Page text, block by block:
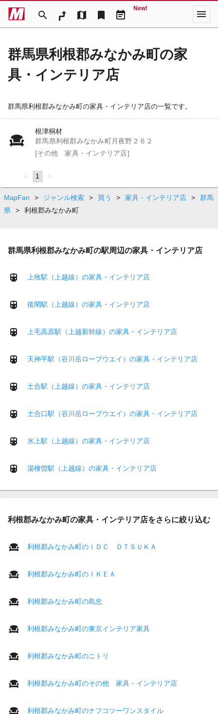
search map bookmark event_note
New! menu
群馬県利根郡みなかみ町の家
具・インテリア店
群馬県利根郡みなかみ町の家具・インテリア店の一覧です。
根津桐材
群馬県利根郡みなかみ町月夜野２６２
[その他 家具・インテリア店]
page
You're
on
page
1 page
MapFan > ジャンル検索 > 買う > 家具・インテリア店 >
群馬
県
> 利根郡みなかみ町
群馬県利根郡みなかみ町の駅周辺の家具・インテリア店
上牧駅（上越線）の家具・インテリア店
後閑駅（上越線）の家具・インテリア店
上毛高原駅（上越新幹線）の家具・インテリア店
天神平駅（谷川岳ロープウエイ）の家具・インテリア店
土合駅（上越線）の家具・インテリア店
土合口駅（谷川岳ロープウエイ）の家具・インテリア店
水上駅（上越線）の家具・インテリア店
湯檜曽駅（上越線）の家具・インテリア店
利根郡みなかみ町の家具・インテリア店をさらに絞り込む
利根郡みなかみ町のＩＤＣ ＯＴＳＵＫＡ
利根郡みなかみ町のＩＫＥＡ
利根郡みなかみ町の島忠
利根郡みなかみ町の東京インテリア家具
利根郡みなかみ町のニトリ
利根郡みなかみ町のその他 家具・インテリア店
利根郡みなかみ町のナフコツーワンスタイル